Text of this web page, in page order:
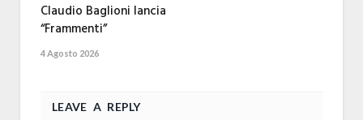
Claudio Baglioni lancia
“Frammenti”
4 Agosto 2026
LEAVE A REPLY